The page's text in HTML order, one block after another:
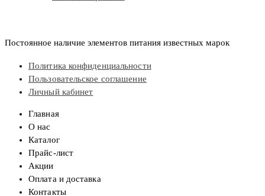
Постоянное наличие элементов питания известных марок
Политика конфиденциальности
Пользовательское соглашение
Личный кабинет
Главная
О нас
Каталог
Прайс-лист
Акции
Оплата и доставка
Контакты